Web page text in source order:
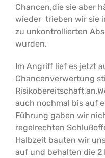
Chancen,die sie aber
wieder trieben wir sie
zu unkontrollierten
wurden.
Im Angriff lief es jetzt
Chancenverwertung
auch nochmal bis auf
Führung gaben wir
regelrechten
Halbzeit bauten wir
auf und behalten die 2